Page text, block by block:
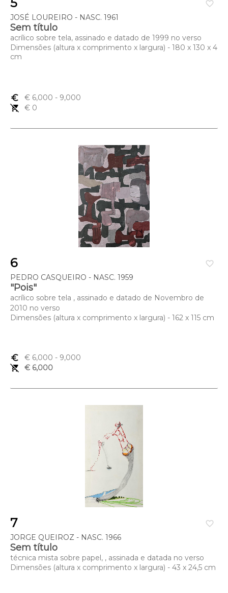
favorite_border
JOSÉ LOUREIRO - NASC. 1961
Sem título
acrílico sobre tela, assinado e datado de 1999 no verso
Dimensões (altura x comprimento x largura) - 180 x 130 x 4
cm
euro_symbol € 6,000 - 9,000
remove_shopping_cart
€ 0
favorite_border
6
PEDRO CASQUEIRO - NASC. 1959
"Pois"
acrílico sobre tela , assinado e datado de Novembro de
2010 no verso
Dimensões (altura x comprimento x largura) - 162 x 115 cm
euro_symbol € 6,000 - 9,000
remove_shopping_cart
€ 6,000
favorite_border
7
JORGE QUEIROZ - NASC. 1966
Sem título
técnica mista sobre papel, , assinada e datada no verso
Dimensões (altura x comprimento x largura) - 43 x 24,5 cm